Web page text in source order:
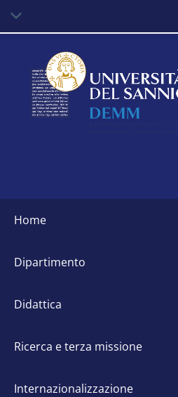
contenuto
dipartimentali
home
dipartimento
didattica
ricerca e terza missione
internazionalizzazione